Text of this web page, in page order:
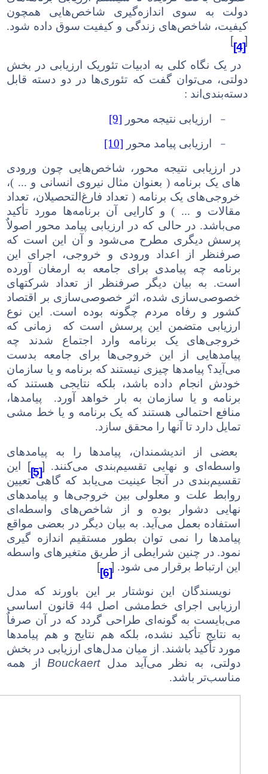
دولت به سوی اندازه‌گیری شاخص‌هایی همچون
کیفیت، شاخص‌های زندگی و کیفیت سوق داده شود.
[[4]]
در یک نگاه کلی به ادبیات تئوریک ارزیابی در بخش
دولتی، می‌توان گفت که تئوریها در دو دسته قابل
دسته‌بندی‌اند :
- ارزیابی نتیجه محور [9]
- ارزیابی پیامد محور [10]
در ارزیابی نتیجه محور، شاخص‌هایی چون ورودی
های یک برنامه ( بعنوان مثال نیروی انسانی و ... )،
خروجی‌های یک برنامه ( تعداد فارغ‌التحصیلان، تعداد
مقالات و ... ) و کارایی آن برنامه‌ها مورد تأکید
می‌باشد. در حالی که در ارزیابی پیامد محور اصولاٌ
پرسش دیگری مطرح می‌شود و آن این است که
صرفنظر از اعداد ورودی و خروجی، اجرای این
برنامه چه پیامدی برای جامعه به ارمغان آورده
است. به بیان دیگر صرفنظر از تعداد شرکتهای
خصوصی‌سازی شده، اثر خصوصی‌سازی بر اقتصاد
کشور و رفاه مردم چگونه بوده است. این نوع
ارزیابی متضمن این پرسش است که زمانی که
خروجی‌های یک برنامه وارد اجتماع شدند چه
پیامدهایی از این خروجی‌ها برای جامعه بدست
می‌آید؟ پیامدها چیزی نیستند که برنامه و یا سازمان
خودش انجام داده باشد، بلکه نتایجی هستند که
برنامه و یا سازمان به بار خواهد آورد.
پیامدها،
منافع احتمالی هستند که یک برنامه و یا خط مشی
تمایل دارد تا آنها را محقق سازد.
بعضی از اندیشمندان، پیامدها را به پیامدهای
واسطه‌ای و نهایی تقسیم‌بندی می‌کنند.
[[5]]
این
تقسیم‌بندی در آنجا عینیت می‌یابد که گاهی تعیین
روابط علت و معلولی بین خروجی‌ها و پیامدهای
نهایی دشوار بوده و از شاخص‌های واسطه‌ای
استفاده بعمل می‌آید. به بیان دیگر در بعضی مواقع
پیامدها را نمی توان بطور مستقیم اندازه گیری
نمود. در چنین شرایطی از طریق متغیرهای واسطه
این ارتباط برقرار می شود.
[[6]]
نویسندگان این نوشتار بر این باورند که مدل
ارزیابی اجرای خط‌مشی اصل 44 قانون اساسی
می‌بایست به گونه‌ای طراحی گردد که در آن صرفاٌ
به نتایج تأکید نشده، بلکه هم نتایج و هم پیامدها
مورد تأکید باشند. از میان مدل‌های ارزیابی در بخش
دولتی، به نظر می‌آید مدلBouckaertاز همه
مناسب‌تر باشد.